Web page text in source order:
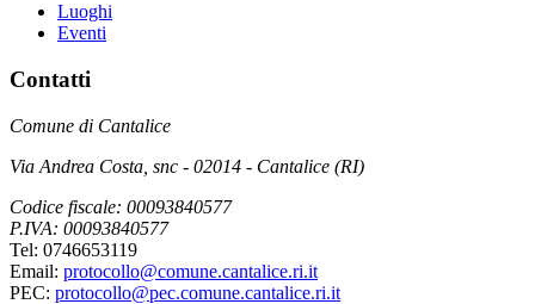
Luoghi
Eventi
Contatti
Comune di Cantalice
Via Andrea Costa, snc - 02014 - Cantalice (RI)
Codice fiscale: 00093840577
P.IVA: 00093840577
Tel: 0746653119
Email: protocollo@comune.cantalice.ri.it
PEC: protocollo@pec.comune.cantalice.ri.it